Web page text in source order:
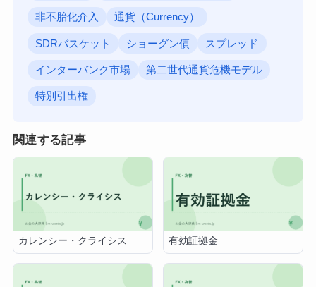
非不胎化介入 通貨（Currency）
SDRバスケット ショーグン債 スプレッド
インターバンク市場 第二世代通貨危機モデル
特別引出権
関連する記事
カレンシー・クライシス 有効証拠金